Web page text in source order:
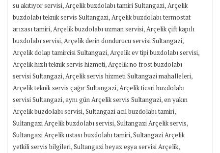
su akıtıyor servisi,Arçelik buzdolabı tamiri Sultangazi,Arçelik
buzdolabı teknik servis Sultangazi,Arçelik buzdolabı termostat
arızası tamiri,Arçelik buzdolabı uzman servisi,Arçelik çift kapılı
buzdolabı servisi,Arçelik derin dondurucu servisi Sultangazi,
Arçelik dolap tamircisi Sultangazi,Arçelik ev tipi buzdolabı servisi,
Arçelik hızlı teknik servis hizmeti,Arçelik no frost buzdolabı
servisi Sultangazi,Arçelik servis hizmeti Sultangazi mahalleleri,
Arçelik teknik servis çağır Sultangazi,Arçelik ticari buzdolabı
servisi Sultangazi,aynı gün Arçelik servis Sultangazi,en yakın
Arçelik buzdolabı servisi,Sultangazi acil buzdolabı tamiri,
Sultangazi Arçelik buzdolabı servisi,Sultangazi Arçelik servis,
Sultangazi Arçelik ustası buzdolabı tamiri,Sultangazi Arçelik
yetkili servis bilgileri,Sultangazi beyaz eşya servisi Arçelik,